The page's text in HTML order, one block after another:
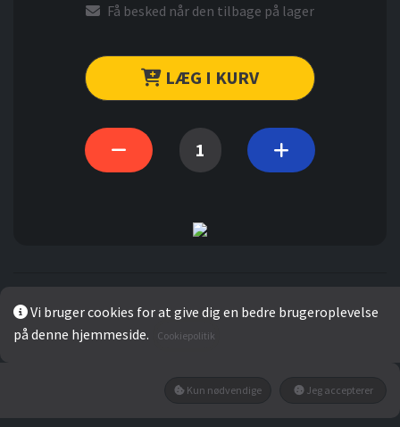
Få besked når den tilbage på lager
LÆG I KURV
Gennemsnit
0
Vi bruger cookies for at give dig en bedre brugeroplevelse
på denne hjemmeside.
Cookiepolitik
Kun nødvendige Jeg accepterer